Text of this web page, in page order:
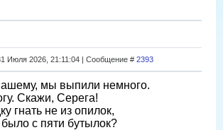
Июля 2026, 21:11:04 | Сообщение # 2393
мы выпили немного.
Скажи, Серега!
гнать не из опилок,
с пяти бутылок?